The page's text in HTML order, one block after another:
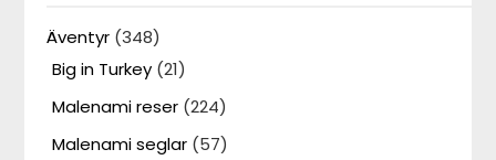
Äventyr (348)
Big in Turkey (21)
Malenami reser (224)
Malenami seglar (57)